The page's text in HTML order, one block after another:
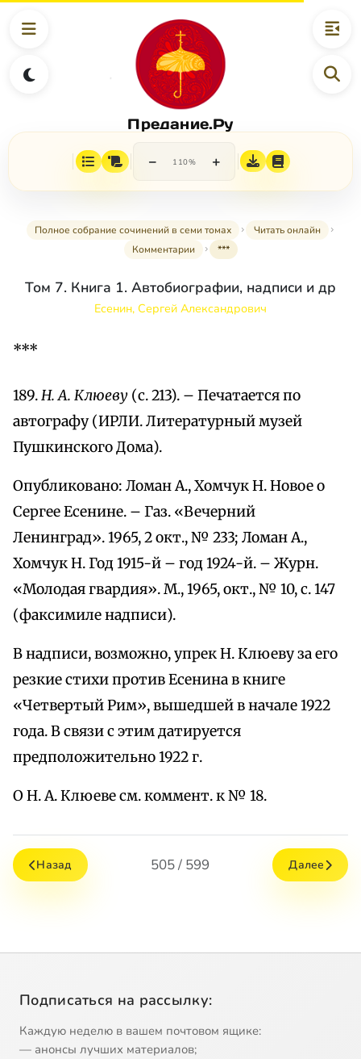
Предание.Ру
− 110% +
Полное собрание сочинений в семи томах
Читать онлайн
Комментарии
***
Том 7. Книга 1. Автобиографии, надписи и др
Есенин, Сергей Александрович
***
189.Н. А. Клюеву (с. 213). – Печатается по
автографу (ИРЛИ. Литературный музей
Пушкинского Дома).
Опубликовано: Ломан А., Хомчук Н. Новое о
Сергее Есенине. – Газ. «Вечерний
Ленинград». 1965, 2 окт., № 233; Ломан А.,
Хомчук Н. Год 1915-й – год 1924-й. – Журн.
«Молодая гвардия». М., 1965, окт., № 10, с. 147
(факсимиле надписи).
В надписи, возможно, упрек Н. Клюеву за его
резкие стихи против Есенина в книге
«Четвертый Рим», вышедшей в начале 1922
года. В связи с этим датируется
предположительно 1922 г.
О Н. А. Клюеве см. коммент. к № 18.
Назад 505 / 599 Далее
Подписаться на рассылку:
Каждую неделю в вашем почтовом ящике:
— анонсы лучших материалов;